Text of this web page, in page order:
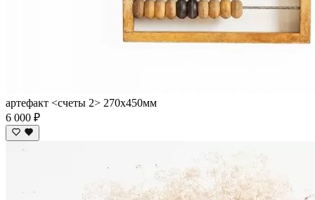
артефакт <счеты 2> 270х450мм
6 000 ₽